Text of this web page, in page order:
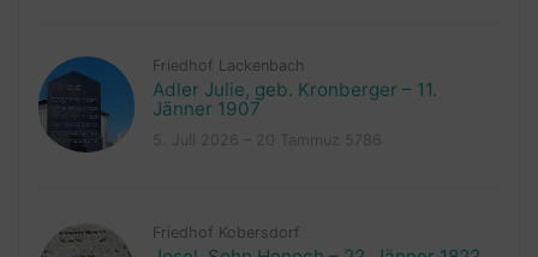
Friedhof Lackenbach
Adler Julie, geb. Kronberger – 11.
Jänner 1907
Friedhof Kobersdorf